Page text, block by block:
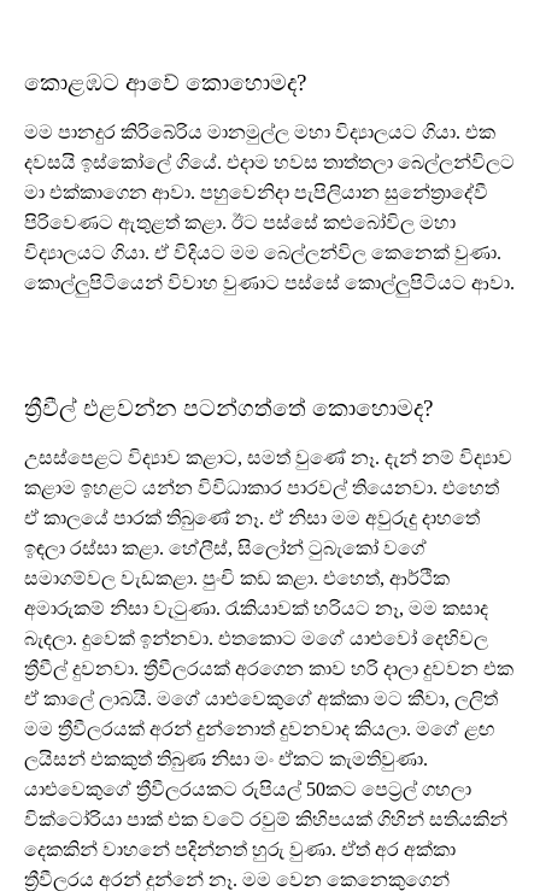
කොළඹට ආවේ කොහොමද?
මම පානදුර කිරිබේරිය මානමුල්ල මහා විද්‍යාලයට ගියා. එක
දවසයි ඉස්කෝලේ ගියේ. එදාම හවස තාත්තලා බෙල්ලන්විලට
මා එක්කාගෙන ආවා. පහුවෙනිදා පැපිලියාන සුනේත්‍රාදේවී
පිරිවෙණට ඇතුළත් කළා. ඊට පස්සේ කළුබෝවිල මහා
විද්‍යාලයට ගියා. ඒ විදියට මම බෙල්ලන්විල කෙනෙක් වුණා.
කොල්ලුපිටියෙන් විවාහ වුණාට පස්සේ කොල්ලුපිටියට ආවා.
ත්‍රීවීල් එළවන්න පටන්ගත්තේ කොහොමද?
උසස්පෙළට විද්‍යාව කළාට, සමත් වුණේ නෑ. දැන් නම් විද්‍යාව
කළාම ඉහළට යන්න විවිධාකාර පාරවල් තියෙනවා. එහෙත්
ඒ කාලයේ පාරක් තිබුණේ නෑ. ඒ නිසා මම අවුරුදු දාහතේ
ඉඳලා රස්සා කළා. හේලීස්, සිලෝන් ටුබැකෝ වගේ
සමාගම්වල වැඩකළා. පුංචි කඩ කළා. එහෙත්, ආර්ථික
අමාරුකම් නිසා වැටුණා. රැකියාවක් හරියට නෑ, මම කසාද
බැඳලා. දුවෙක් ඉන්නවා. එතකොට මගේ යාළුවෝ දෙහිවල
ත්‍රීවීල් දුවනවා. ත්‍රීවීලරයක් අරගෙන කාව හරි දාලා දුවවන එක
ඒ කාලේ ලාබයි. මගේ යාළුවෙකුගේ අක්කා මට කීවා, ලලිත්
මම ත්‍රීවීලරයක් අරන් දුන්නොත් දුවනවාද කියලා. මගේ ළඟ
ලයිසන් එකකුත් තිබුණ නිසා මං ඒකට කැමතිවුණා.
යාළුවෙකුගේ ත්‍රීවීලරයකට රුපියල් 50කට පෙට්‍රල් ගහලා
වික්ටෝරියා පාක් එක වටේ රවුම් කිහිපයක් ගිහින් සතියකින්
දෙකකින් වාහනේ පදින්නත් හුරු වුණා. ඒත් අර අක්කා
ත්‍රීවීලරය අරන් දුන්නේ නෑ. මම වෙන කෙනෙකුගෙන්